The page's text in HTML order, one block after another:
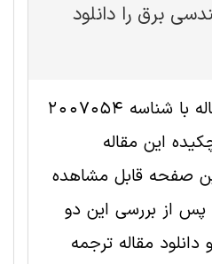
برق را دانلود
فایل انگلیسی این مقاله با شناسه 2007054
این مقاله
صفحه قابل مشاهده
از بررسی این دو
مقاله ترجمه